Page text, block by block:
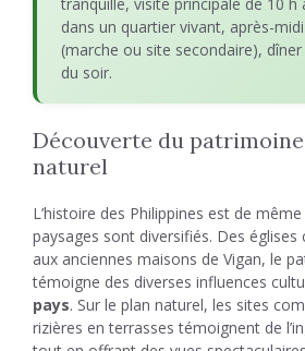
dans un quartier vivant, après-
(marche ou site secondaire),
du soir.
Découverte du
naturel
L’histoire des Philippines est de
paysages sont diversifiés. Des églises
aux anciennes maisons de Vigan, le
témoigne des diverses influences
pays. Sur le plan naturel, les sites
rizières en terrasses témoignent de